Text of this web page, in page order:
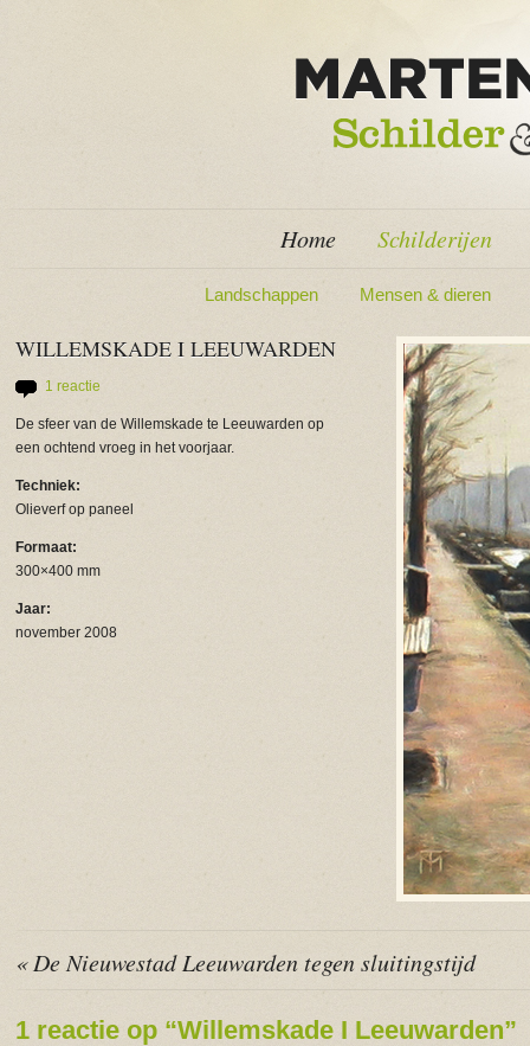
Home Schilderijen
Landschappen Mensen & dieren
WILLEMSKADE I LEEUWARDEN
1 reactie
De sfeer van de Willemskade te Leeuwarden op
een ochtend vroeg in het voorjaar.
Techniek:
Olieverf op paneel
Formaat:
300×400 mm
Jaar:
november 2008
« De Nieuwestad Leeuwarden tegen sluitingstijd
1 reactie op “Willemskade I Leeuwarden”